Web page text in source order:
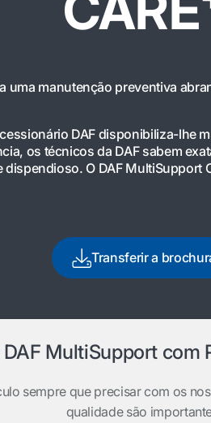
uma manutenção preventiva
DAF disponibiliza-lhe
os técnicos da DAF sabem
O DAF MultiSupport
Transferir a
MultiSupport com
sempre que precisar com os
qualidade são